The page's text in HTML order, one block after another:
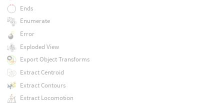
Ends
Enumerate
Error
Exploded View
Export Object Transforms
Extract Centroid
Extract Contours
Extract Locomotion